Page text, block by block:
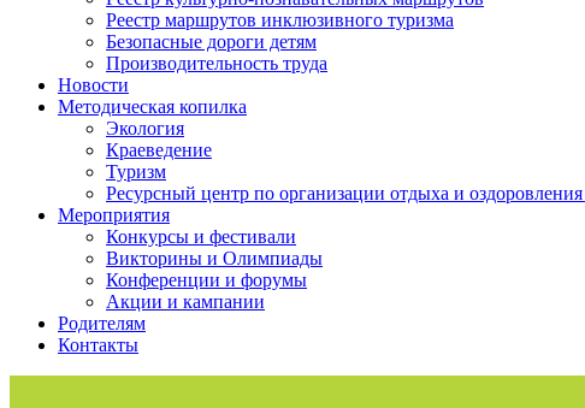
Реестр маршрутов инклюзивного туризма
Безопасные дороги детям
Производительность труда
Новости
Методическая копилка
Экология
Краеведение
Туризм
Ресурсный центр по организации отдыха и оздоровления
Мероприятия
Конкурсы и фестивали
Викторины и Олимпиады
Конференции и форумы
Акции и кампании
Родителям
Контакты